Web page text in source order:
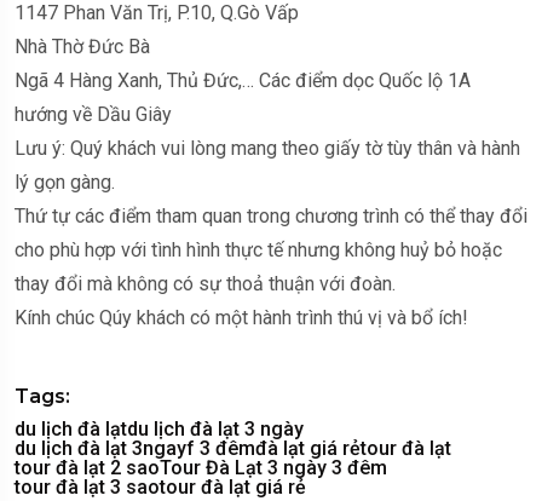
1147 Phan Văn Trị, P.10, Q.Gò Vấp
Nhà Thờ Đức Bà
Ngã 4 Hàng Xanh, Thủ Đức,… Các điểm dọc Quốc lộ 1A
hướng về Dầu Giây
Lưu ý: Quý khách vui lòng mang theo giấy tờ tùy thân và hành
lý gọn gàng.
Thứ tự các điểm tham quan trong chương trình có thể thay đổi
cho phù hợp với tình hình thực tế nhưng không huỷ bỏ hoặc
thay đổi mà không có sự thoả thuận với đoàn.
Kính chúc Qúy khách có một hành trình thú vị và bổ ích!
Tags:
du lịch đà lạtdu lịch đà lạt 3 ngày
du lịch đà lạt 3ngayf 3 đêmđà lạt giá rẻtour đà lạt
tour đà lạt 2 saoTour Đà Lạt 3 ngày 3 đêm
tour đà lạt 3 saotour đà lạt giá rẻ